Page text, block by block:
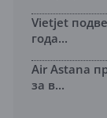
Vietjet
года...
Air Astana
за в...